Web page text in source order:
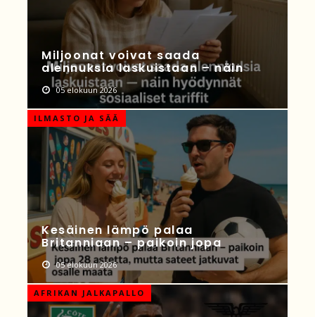
Miljoonat voivat saada
alennuksia laskuistaan – näin
05 elokuun 2026
ILMASTO JA SÄÄ
Kesäinen lämpö palaa
Britanniaan – paikoin jopa
05 elokuun 2026
AFRIKAN JALKAPALLO